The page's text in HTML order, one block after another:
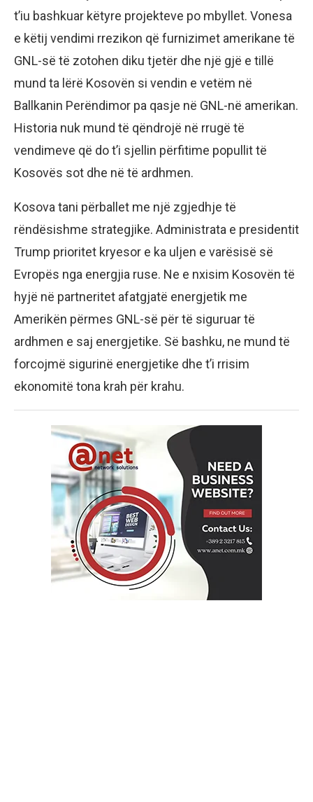
t’iu bashkuar këtyre projekteve po mbyllet. Vonesa
e këtij vendimi rrezikon që furnizimet amerikane të
GNL-së të zotohen diku tjetër dhe një gjë e tillë
mund ta lërë Kosovën si vendin e vetëm në
Ballkanin Perëndimor pa qasje në GNL-në amerikan.
Historia nuk mund të qëndrojë në rrugë të
vendimeve që do t’i sjellin përfitime popullit të
Kosovës sot dhe në të ardhmen.
Kosova tani përballet me një zgjedhje të
rëndësishme strategjike. Administrata e presidentit
Trump prioritet kryesor e ka uljen e varësisë së
Evropës nga energjia ruse. Ne e nxisim Kosovën të
hyjë në partneritet afatgjatë energjetik me
Amerikën përmes GNL-së për të siguruar të
ardhmen e saj energjetike. Së bashku, ne mund të
forcojmë sigurinë energjetike dhe t’i rrisim
ekonomitë tona krah për krahu.